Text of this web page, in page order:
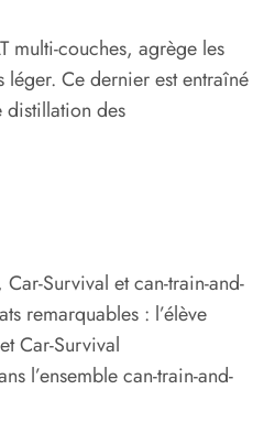
multi-couches, agrège les
léger. Ce dernier est entraîné
distillation des
Survival et can-train-and-
remarquables : l’élève
Car-Survival
l’ensemble can-train-and-